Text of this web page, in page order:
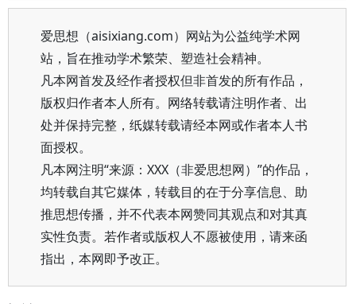
爱思想（aisixiang.com）网站为公益纯学术网
站，旨在推动学术繁荣、塑造社会精神。
凡本网首发及经作者授权但非首发的所有作品，
版权归作者本人所有。网络转载请注明作者、出
处并保持完整，纸媒转载请经本网或作者本人书
面授权。
凡本网注明“来源：XXX（非爱思想网）”的作品，
均转载自其它媒体，转载目的在于分享信息、助
推思想传播，并不代表本网赞同其观点和对其真
实性负责。若作者或版权人不愿被使用，请来函
指出，本网即予改正。